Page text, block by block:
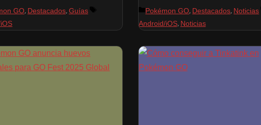
GO, Destacados, Guías
Pokémon GO, Destacados, Noticias
Android/iOS, Noticias